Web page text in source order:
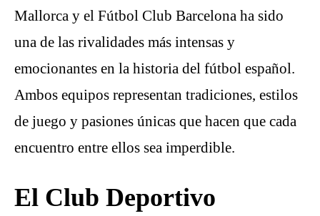
Mallorca y el Fútbol Club Barcelona ha sido
una de las rivalidades más intensas y
emocionantes en la historia del fútbol español.
Ambos equipos representan tradiciones, estilos
de juego y pasiones únicas que hacen que cada
encuentro entre ellos sea imperdible.
El Club Deportivo